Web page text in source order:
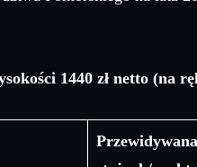
1440 zł netto (na